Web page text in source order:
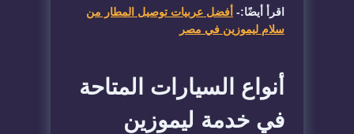
اقرأ أيضًا:- أفضل عربيات توصيل المطار من
سلام ليموزين في مصر
​أنواع السيارات المتاحة
في خدمة ليموزين